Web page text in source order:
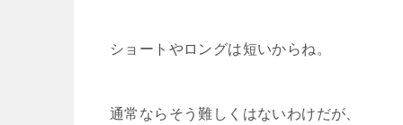
ショートやロングは短いからね。
通常ならそう難しくはないわけだが、